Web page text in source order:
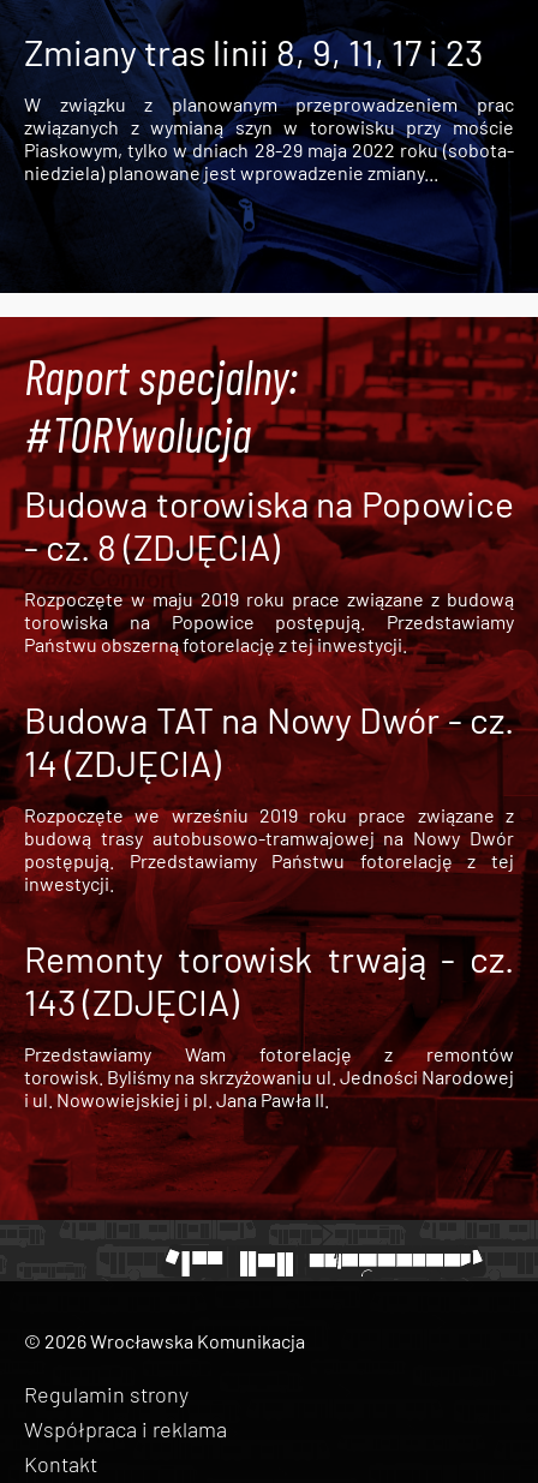
Zmiany tras linii 8, 9, 11, 17 i 23
W związku z planowanym przeprowadzeniem prac
związanych z wymianą szyn w torowisku przy moście
Piaskowym, tylko w dniach 28-29 maja 2022 roku (sobota-
niedziela) planowane jest wprowadzenie zmiany...
Raport specjalny:
#TORYwolucja
Budowa torowiska na Popowice
- cz. 8 (ZDJĘCIA)
Rozpoczęte w maju 2019 roku prace związane z budową
torowiska na Popowice
postępują. Przedstawiamy
Państwu obszerną fotorelację z tej inwestycji.
Budowa TAT na Nowy Dwór - cz.
14 (ZDJĘCIA)
Rozpoczęte we wrześniu 2019 roku prace związane z
budową trasy autobusowo-tramwajowej na Nowy Dwór
postępują. Przedstawiamy Państwu fotorelację z tej
inwestycji.
Remonty torowisk trwają - cz.
143 (ZDJĘCIA)
Przedstawiamy Wam fotorelację z remontów
torowisk. Byliśmy na skrzyżowaniu ul. Jedności Narodowej
i ul. Nowowiejskiej i pl. Jana Pawła II.
© 2026 Wrocławska Komunikacja
Regulamin strony
Współpraca i reklama
Kontakt